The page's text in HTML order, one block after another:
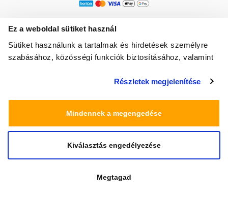
Ez a weboldal sütiket használ
Sütiket használunk a tartalmak és hirdetések személyre
szabásához, közösségi funkciók biztosításához, valamint
média-, hirdető- és elemező partnereinkkel megosztjuk az
amelyeket Ön adott meg számukra vagy az Ön által
használt más szolgáltatásokból gyűjtöttek.
Részletek megjelenítése
Mindennek a megengedése
Kiválasztás engedélyezése
Megtagad